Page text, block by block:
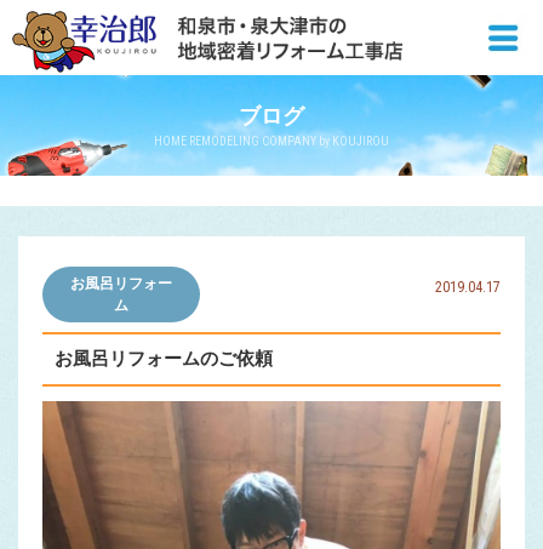
ブログ
HOME REMODELING COMPANY by KOUJIROU
お風呂リフォー
ム
2019.04.17
お風呂リフォームのご依頼